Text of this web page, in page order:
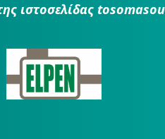
ιστοσελίδας